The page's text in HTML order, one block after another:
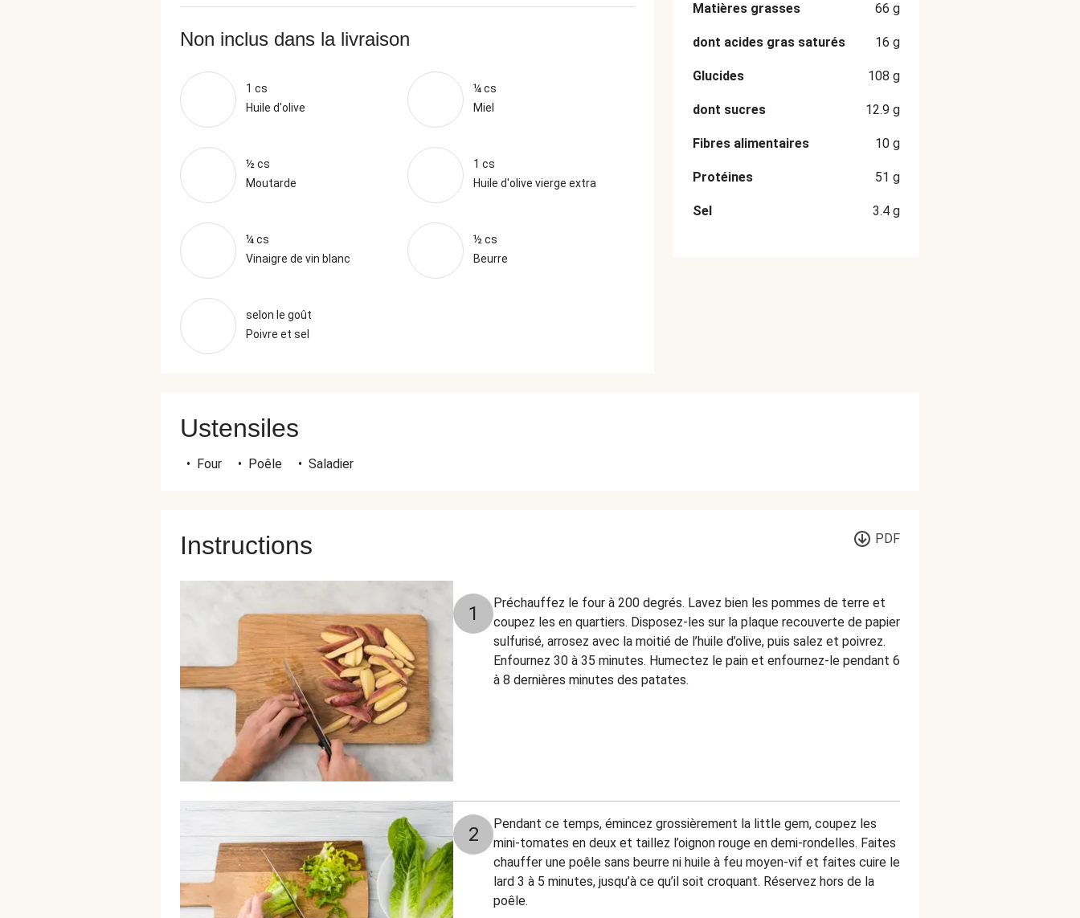
Non inclus dans la livraison
1 cs
Huile d'olive
¼ cs
Miel
½ cs
Moutarde
1 cs
Huile d'olive vierge extra
¼ cs
Vinaigre de vin blanc
½ cs
Beurre
selon le goût
Poivre et sel
Matières grasses 66 g
dont acides gras saturés 16 g
Glucides 108 g
dont sucres 12.9 g
Fibres alimentaires 10 g
Protéines 51 g
Sel 3.4 g
Ustensiles
• Four • Poêle • Saladier
Instructions PDF
1
Préchauffez le four à 200 degrés. Lavez bien les pommes de terre et
coupez les en quartiers. Disposez-les sur la plaque recouverte de papier
sulfurisé, arrosez avec la moitié de l’huile d’olive, puis salez et poivrez.
Enfournez 30 à 35 minutes. Humectez le pain et enfournez-le pendant 6
à 8 dernières minutes des patates.
2
Pendant ce temps, émincez grossièrement la little gem, coupez les
mini-tomates en deux et taillez l’oignon rouge en demi-rondelles. Faites
chauffer une poêle sans beurre ni huile à feu moyen-vif et faites cuire le
lard 3 à 5 minutes, jusqu’à ce qu’il soit croquant. Réservez hors de la
poêle.